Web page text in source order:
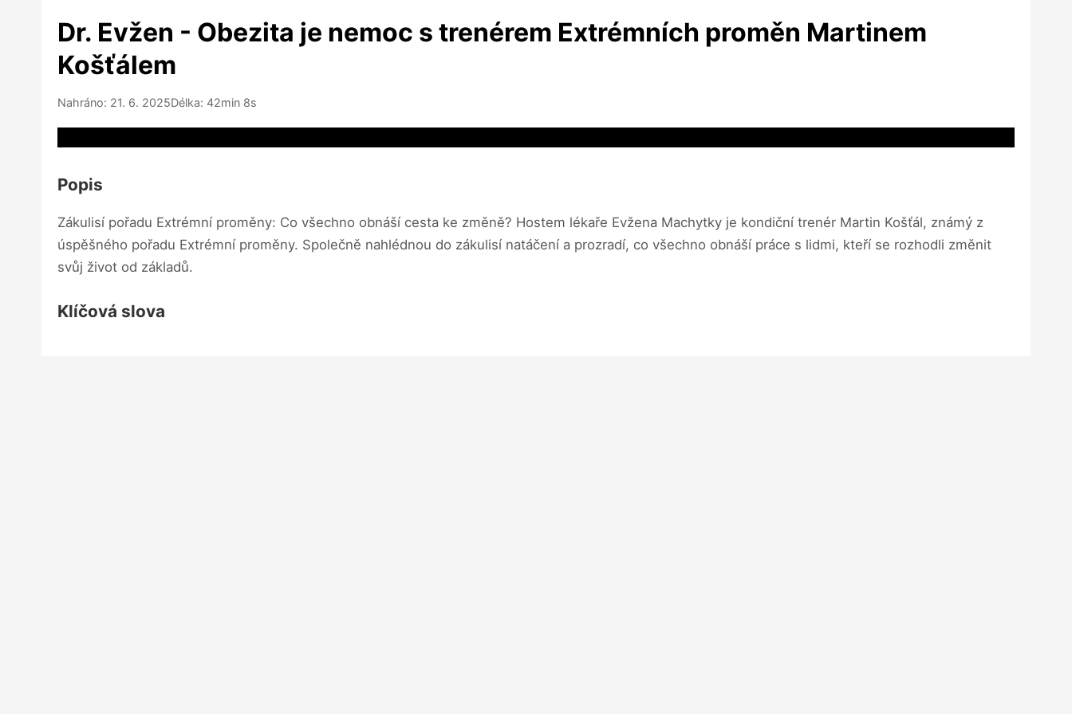
Dr. Evžen - Obezita je nemoc s trenérem Extrémních proměn Martinem
Košťálem
Nahráno: 21. 6. 2025Délka: 42min 8s
Popis
Zákulisí pořadu Extrémní proměny: Co všechno obnáší cesta ke změně? Hostem lékaře Evžena Machytky je kondiční trenér Martin Košťál, známý z
úspěšného pořadu Extrémní proměny. Společně nahlédnou do zákulisí natáčení a prozradí, co všechno obnáší práce s lidmi, kteří se rozhodli změnit
svůj život od základů.
Klíčová slova